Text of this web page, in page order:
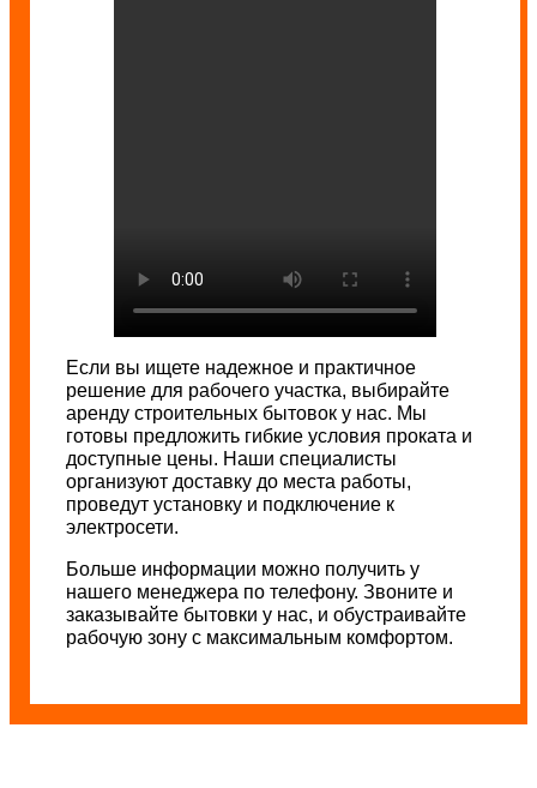
Если вы ищете надежное и практичное
решение для рабочего участка, выбирайте
аренду строительных бытовок у нас. Мы
готовы предложить гибкие условия проката и
доступные цены. Наши специалисты
организуют доставку до места работы,
проведут установку и подключение к
электросети.
Больше информации можно получить у
нашего менеджера по телефону. Звоните и
заказывайте бытовки у нас, и обустраивайте
рабочую зону с максимальным комфортом.